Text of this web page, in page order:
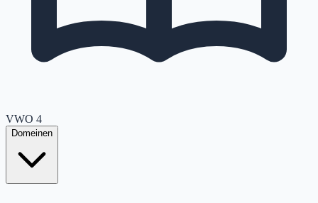
VWO 4
Domeinen